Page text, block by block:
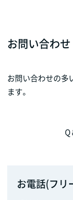
お問い合わせ
お問い合わせの多
ます。
お電話(フリ